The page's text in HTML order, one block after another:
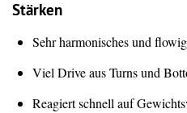
Stärken
Sehr harmonisches und
Viel Drive aus Turns und
Reagiert schnell auf